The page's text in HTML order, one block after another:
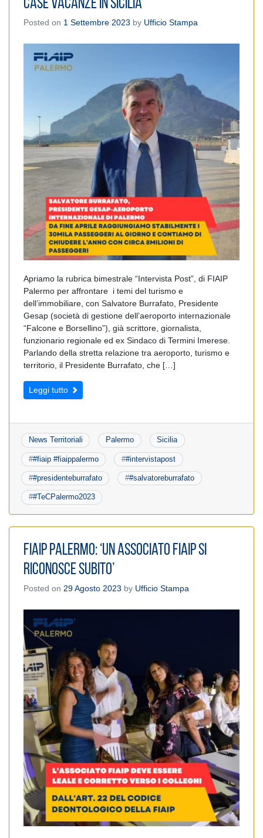
case vacanze in Sicilia”
Posted on 1 Settembre 2023 by Ufficio Stampa
Apriamo la rubrica bimestrale “Intervista Post”, di FIAIP
Palermo per affrontare i temi del turismo e
dell’immobiliare, con Salvatore Burrafato, Presidente
Gesap (società di gestione dell’aeroporto internazionale
“Falcone e Borsellino”), già scrittore, giornalista,
funzionario regionale ed ex Sindaco di Termini Imerese.
Parlando della stretta relazione tra aeroporto, turismo e
territorio, il Presidente Burrafato, che […]
Leggi tutto
News Territoriali Palermo Sicilia
##fiaip #fiaippalermo ##intervistapost
##presidenteburrafato ##salvatoreburrafato
##TeCPalermo2023
Fiaip Palermo: ‘Un associato Fiaip si
riconosce subito’
Posted on 29 Agosto 2023 by Ufficio Stampa